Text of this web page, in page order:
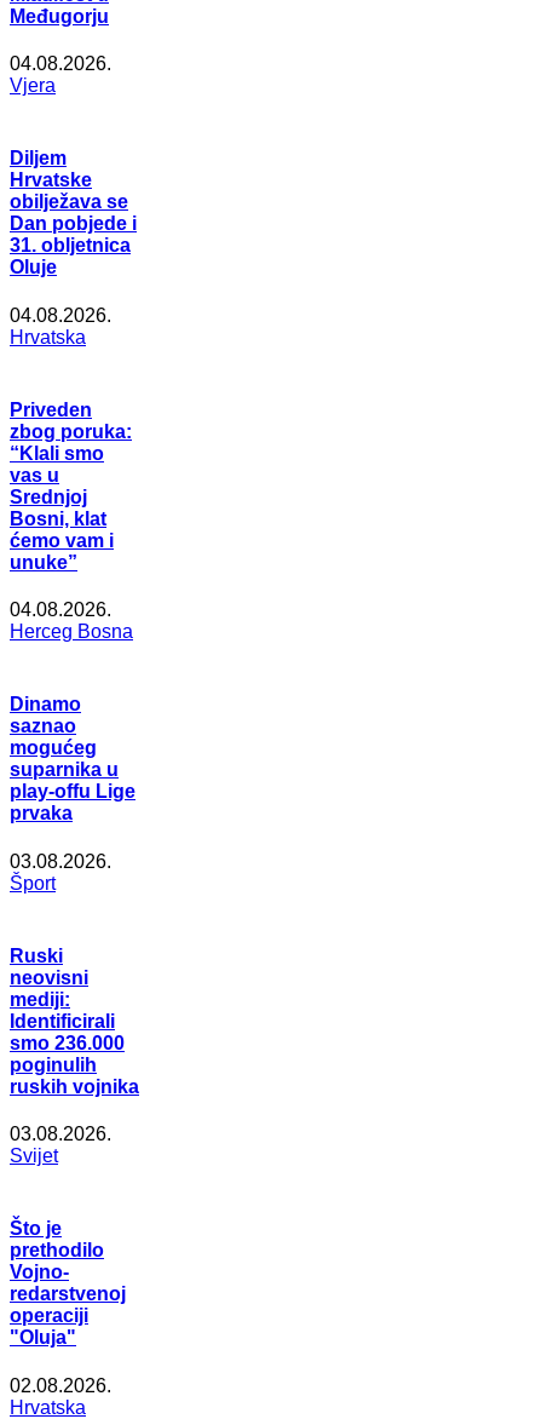
Međugorju
04.08.2026.
Vjera
Diljem
Hrvatske
obilježava se
Dan pobjede i
31. obljetnica
Oluje
04.08.2026.
Hrvatska
Priveden
zbog poruka:
“Klali smo
vas u
Srednjoj
Bosni, klat
ćemo vam i
unuke”
04.08.2026.
Herceg Bosna
Dinamo
saznao
mogućeg
suparnika u
play-offu Lige
prvaka
03.08.2026.
Šport
Ruski
neovisni
mediji:
Identificirali
smo 236.000
poginulih
ruskih vojnika
03.08.2026.
Svijet
Što je
prethodilo
Vojno-
redarstvenoj
operaciji
"Oluja"
02.08.2026.
Hrvatska